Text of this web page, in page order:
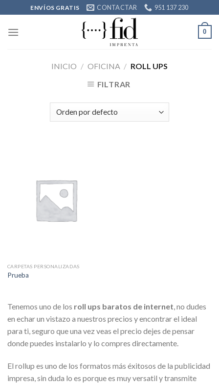
to
content
ENVÍOS GRATIS CONTACTAR 951 137 230
0
INICIO / OFICINA / ROLL UPS
FILTRAR
CARPETAS PERSONALIZADAS
Prueba
Tenemos uno de los roll ups baratos de internet , no dudes
en echar un vistazo a nuestros precios y encontrar el ideal
para ti, seguro que una vez veas el precio dejes de pensar
donde puedes instalarlo y lo compres directamente.
El rollup es uno de los formatos más éxitosos de la publicidad
impresa, sin duda lo es porque es muy versatil y transmite